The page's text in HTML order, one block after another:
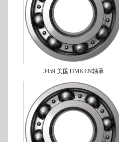
3459 美国TIMKEN轴承
24040EJW33C2